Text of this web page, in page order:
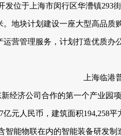
位于上海市闵行区华漕镇293
。地块计划建设一座大型高品
营管理服务，计划打造优质办
上海临港
经济公司合作的第一个产业园
亿元人民币，建筑面积194,258
能物联在内的智能装备研发制